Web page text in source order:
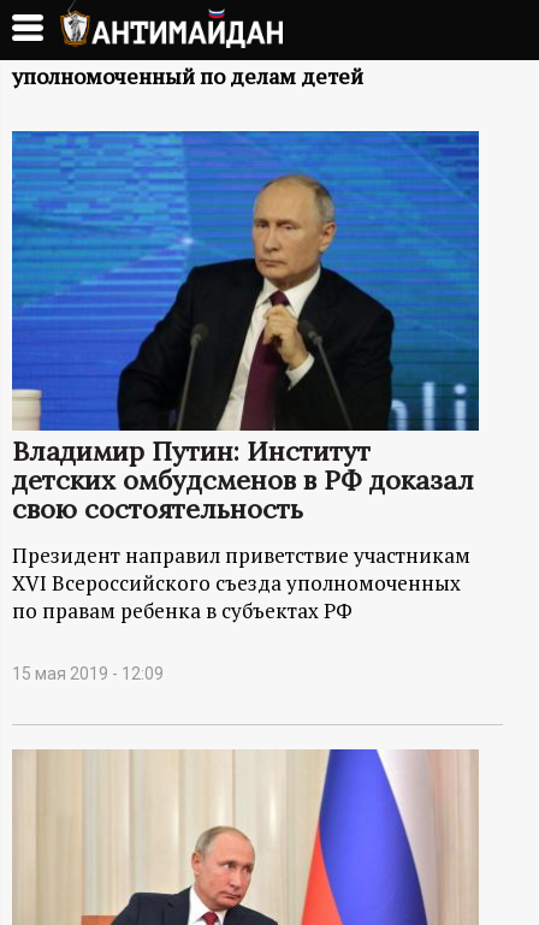
Перейти
основному
А
Н
Т
И
М
Й
Д
А
Н
-
и
уполномоченный по делам детей
Владимир Путин: Институт
детских омбудсменов в РФ доказал
свою состоятельность
Президент направил приветствие участникам
XVI Всероссийского съезда уполномоченных
по правам ребенка в субъектах РФ
15 мая 2019 - 12:09